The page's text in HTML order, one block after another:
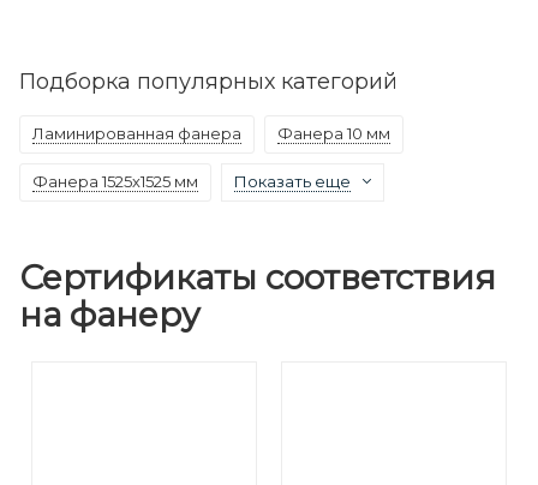
Подборка популярных категорий
Ламинированная фанера Фанера 10 мм
Фанера 1525х1525 мм Показать еще
Сертификаты соответствия
на фанеру